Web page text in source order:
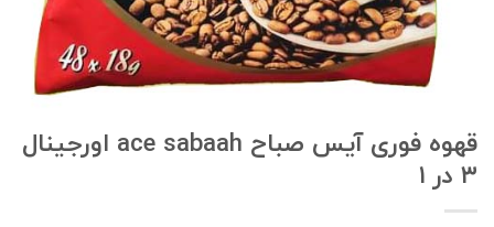
قهوه فوری آیس صباح ace sabaah اورجینال
۳ در ۱